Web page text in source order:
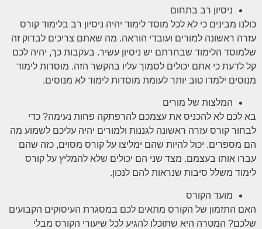
ניסיון רב בתחום
כולנו מבינים כי לא לכל מוסד לימוד יהיה ניסיון רב בלימוד קורס
עזרה ראשונה למורים ועובדי הוראה. מה שאתם צריכים לבדוק זה
שלמוסד הלימוד שבחרתם יש ניסיון עשיר. בעקבות כך, יהיה לכם
קל לדעת כי אתם יכולים לסמוך עליו בהקשר הזה. מוסדות לימוד
מנוסים ילמדו טוב יותר לעומת מוסדות לימוד לא מנוסים.
המלצות של מורים
בא לכם לא להכניס את עצמכם להרפתקה פחות נעימה? כדי
לבחור קורס עזרה ראשונה לגננות ולמורים יהיה עליכם לשמוע מה
הם מספרים. יכול להיות שהם ימליצו על קורס מסוים, כזה שהם
עברו אותו בעצמם. מצד שני הם יכולים שלא להמליץ על קורס
לימוד משלל סיבות שנראות להם לנכון.
מועד הקורס
האם התזמון של הקורס מתאים לכם במסגרת העיסוקים הקבועים
שלכם? המטרה היא שתוכלו להגיע לכל שיעורי הקורס מבלי